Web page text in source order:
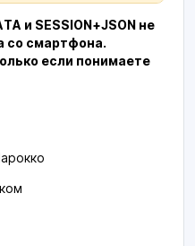
и SESSION+JSON не
со смартфона.
если понимаете